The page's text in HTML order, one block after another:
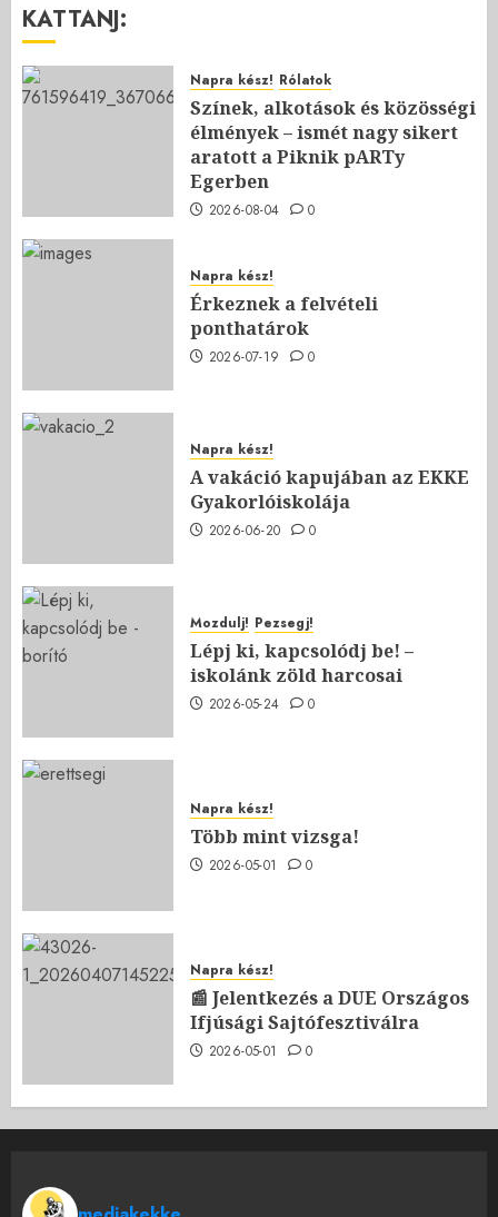
KATTANJ:
Napra kész! Rólatok
Színek, alkotások és közösségi
élmények – ismét nagy sikert
aratott a Piknik pARTy
Egerben
2026-08-04 0
Napra kész!
Érkeznek a felvételi
ponthatárok
2026-07-19 0
Napra kész!
A vakáció kapujában az EKKE
Gyakorlóiskolája
2026-06-20 0
Mozdulj! Pezsegj!
Lépj ki, kapcsolódj be! –
iskolánk zöld harcosai
2026-05-24 0
Napra kész!
Több mint vizsga!
2026-05-01 0
Napra kész!
📰 Jelentkezés a DUE Országos
Ifjúsági Sajtófesztiválra
2026-05-01 0